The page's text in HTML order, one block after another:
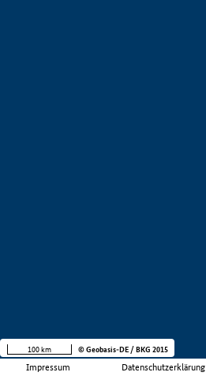
Impressum Datenschutzerklärung
100 km © Geobasis-DE / BKG 2015